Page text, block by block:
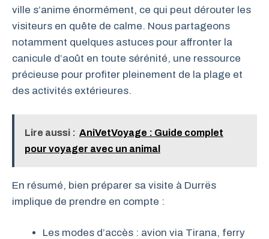
ville s’anime énormément, ce qui peut dérouter les
visiteurs en quête de calme. Nous partageons
notamment quelques astuces pour affronter la
canicule d’août en toute sérénité, une ressource
précieuse pour profiter pleinement de la plage et
des activités extérieures.
Lire aussi : AniVetVoyage : Guide complet
pour voyager avec un animal
En résumé, bien préparer sa visite à Durrës
implique de prendre en compte :
Les modes d’accès : avion via Tirana, ferry